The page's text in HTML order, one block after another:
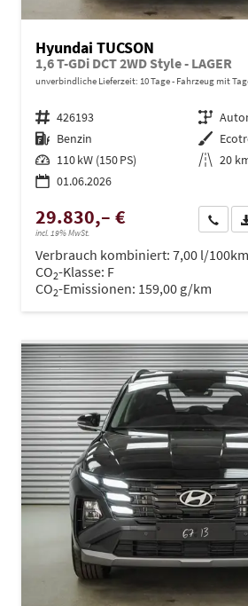
Hyundai TUCSON
1,6 T-GDi DCT 2WD Style - LAGER
unverbindliche Lieferzeit: 10 Tage Fahrzeug mit
Fahrzeugnr. 426193 Getriebe
Kraftstoff Benzin Außenfarbe
Leistung 110 kW (150 PS) Kilometerstand 20
01.06.2026
29.830,– €
incl. 19% MwSt.
Wir
Verbrauch kombiniert: 7,00 l/100km
CO2-Klasse: F
CO2-Emissionen: 159,00 g/km